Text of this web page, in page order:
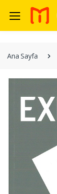
Ana Sayfa